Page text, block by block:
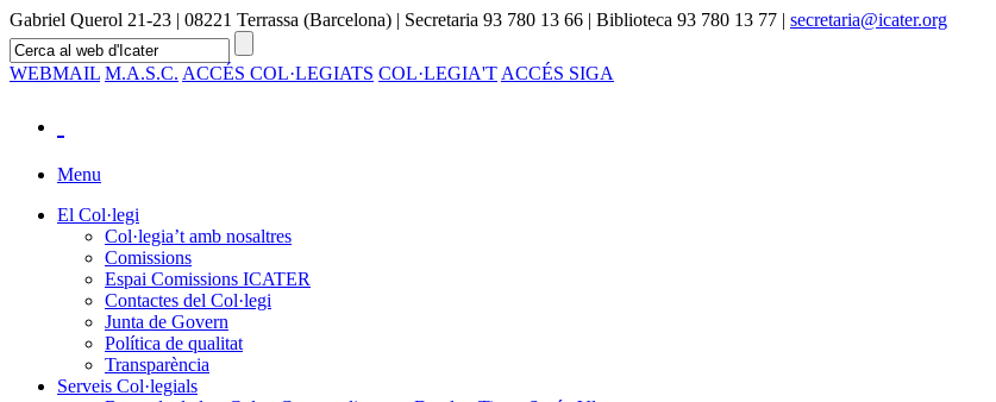
Gabriel Querol 21-23 | 08221 Terrassa (Barcelona) | Secretaria 93 780 13 66 | Biblioteca 93 780 13 77 | secretaria@icater.org
WEBMAIL M.A.S.C. ACCÉS COL·LEGIATS COL·LEGIA'T ACCÉS SIGA
Menu
El Col·legi
Col·legia’t amb nosaltres
Comissions
Espai Comissions ICATER
Contactes del Col·legi
Junta de Govern
Política de qualitat
Transparència
Serveis Col·legials